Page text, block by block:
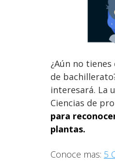
¿Aún no
de
interesará. La
Ciencias de
para
plantas.
Conoce mas: 5